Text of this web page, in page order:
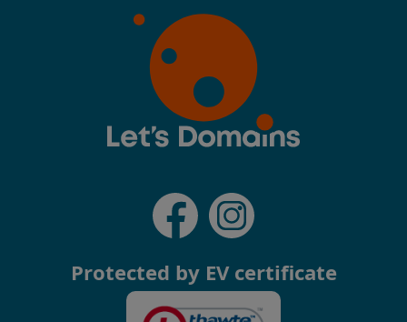
Protected by EV certificate